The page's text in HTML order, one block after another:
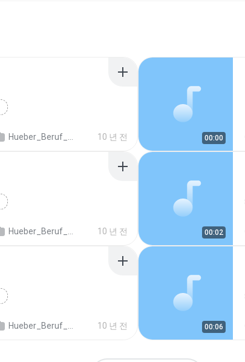
Hueber_Beruf_Deutsch_in_der_Pflege_Spanisch_ISBN_978_3_19_007476_1.mp3 10 년 전 00:00
Hueber_Beruf_Deutsch_in_der_Pflege_Spanisch_ISBN_978_3_19_007476_1.mp3 10 년 전 00:02
Hueber_Beruf_Deutsch_in_der_Pflege_Spanisch_ISBN_978_3_19_007476_1.mp3 10 년 전 00:06